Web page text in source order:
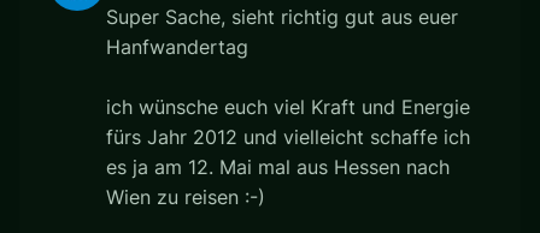
Super Sache, sieht richtig gut aus euer
Hanfwandertag
ich wünsche euch viel Kraft und Energie
fürs Jahr 2012 und vielleicht schaffe ich
es ja am 12. Mai mal aus Hessen nach
Wien zu reisen :-)